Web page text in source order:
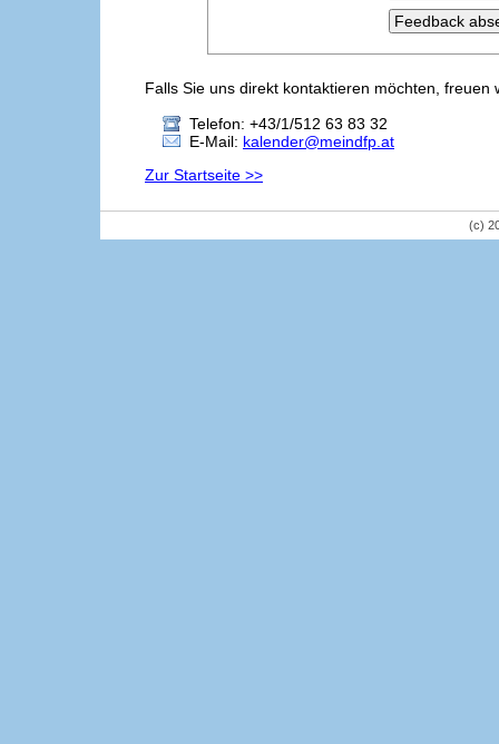
Falls Sie uns direkt kontaktieren möchten,
Telefon: +43/1/512 63 83 32
E-Mail: kalender@meindfp.at
Zur Startseite >>
(c)